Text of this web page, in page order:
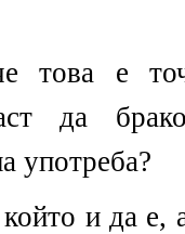
това е
да
употреба?
и да е,